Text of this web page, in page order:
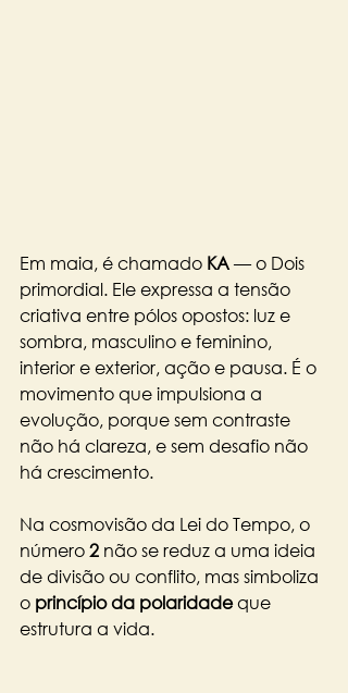
Em maia, é chamado KA — o Dois
primordial. Ele expressa a tensão
criativa entre pólos opostos: luz e
sombra, masculino e feminino,
interior e exterior, ação e pausa. É o
movimento que impulsiona a
evolução, porque sem contraste
não há clareza, e sem desafio não
há crescimento.
Na cosmovisão da Lei do Tempo, o
número 2 não se reduz a uma ideia
de divisão ou conflito, mas simboliza
o princípio da polaridade que
estrutura a vida.